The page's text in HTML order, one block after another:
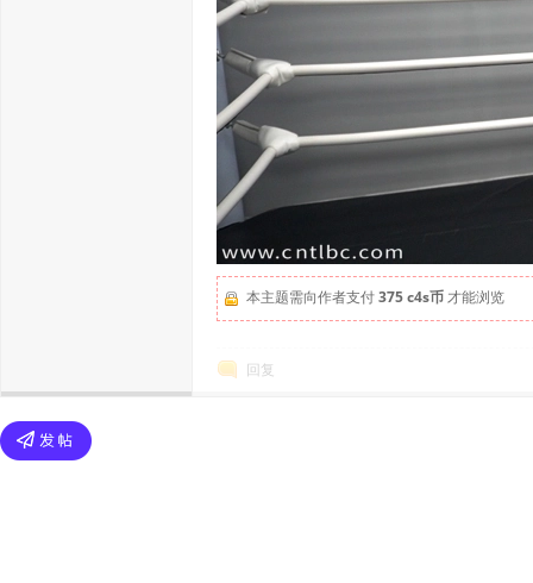
本主题需向作者支付375 c4s币才能浏览
回复